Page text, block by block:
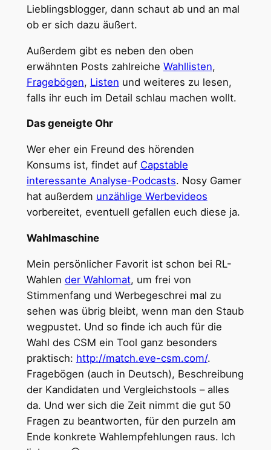
Lieblingsblogger, dann schaut ab und an mal
ob er sich dazu äußert.
Außerdem gibt es neben den oben
erwähnten Posts zahlreiche Wahllisten,
Fragebögen, Listen und weiteres zu lesen,
falls ihr euch im Detail schlau machen wollt.
Das geneigte Ohr
Wer eher ein Freund des hörenden
Konsums ist, findet auf Capstable
interessante Analyse-Podcasts. Nosy Gamer
hat außerdem unzählige Werbevideos
vorbereitet, eventuell gefallen euch diese ja.
Wahlmaschine
Mein persönlicher Favorit ist schon bei RL-
Wahlen der Wahlomat, um frei von
Stimmenfang und Werbegeschrei mal zu
sehen was übrig bleibt, wenn man den Staub
wegpustet. Und so finde ich auch für die
Wahl des CSM ein Tool ganz besonders
praktisch: http://match.eve-csm.com/.
Fragebögen (auch in Deutsch), Beschreibung
der Kandidaten und Vergleichstools – alles
da. Und wer sich die Zeit nimmt die gut 50
Fragen zu beantworten, für den purzeln am
Ende konkrete Wahlempfehlungen raus. Ich